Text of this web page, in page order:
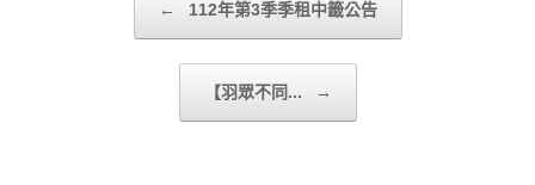
← 112年第3季季租中籤公告
【羽眾不同... →